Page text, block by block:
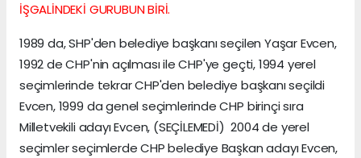
İŞGALİNDEKİ GURUBUN BİRİ.
1989 da, SHP'den belediye başkanı seçilen Yaşar Evcen,
1992 de CHP'nin açılması ile CHP'ye geçti, 1994 yerel
seçimlerinde tekrar CHP'den belediye başkanı seçildi
Evcen, 1999 da genel seçimlerinde CHP birinçi sıra
Milletvekili adayı Evcen, (SEÇİLEMEDİ) 2004 de yerel
seçimler seçimlerde CHP belediye Başkan adayı Evcen,